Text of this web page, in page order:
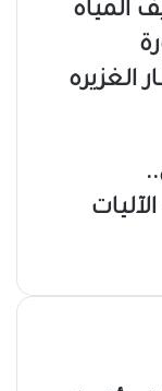
المياه
الغزيره